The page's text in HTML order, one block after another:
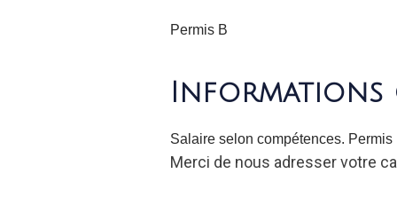
Permis B
Informations
Salaire selon compétences.
Merci de nous adresser votre